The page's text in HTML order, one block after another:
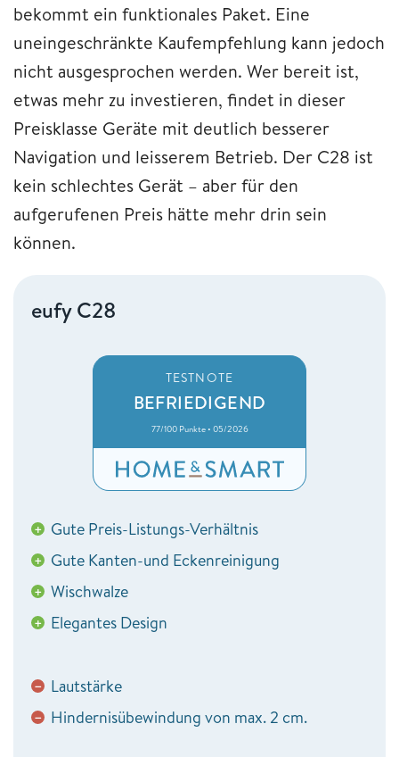
bekommt ein funktionales Paket. Eine
uneingeschränkte Kaufempfehlung kann jedoch
nicht ausgesprochen werden. Wer bereit ist,
etwas mehr zu investieren, findet in dieser
Preisklasse Geräte mit deutlich besserer
Navigation und leisserem Betrieb. Der C28 ist
kein schlechtes Gerät – aber für den
aufgerufenen Preis hätte mehr drin sein
können.
eufy C28
TESTNOTE
BEFRIEDIGEND
77/100 Punkte • 05/2026
+ Gute Preis-Listungs-Verhältnis
+ Gute Kanten-und Eckenreinigung
+ Wischwalze
+ Elegantes Design
− Lautstärke
− Hindernisübewindung von max. 2 cm.